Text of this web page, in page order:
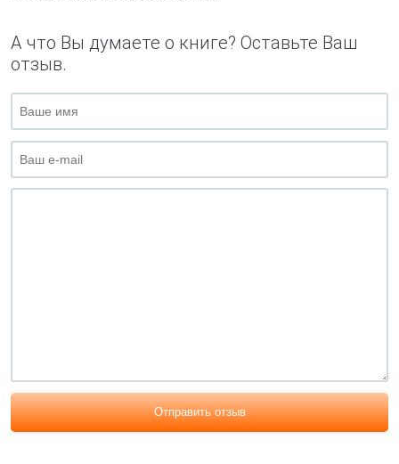
А что Вы думаете о книге? Оставьте Ваш
отзыв.
Отправить отзыв